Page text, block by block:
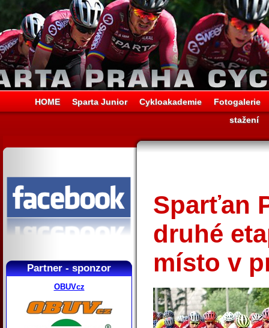
HOME Sparta Junior Cykloakademie
Fotogalerie
stažení
Partner - sponzor
OBUVcz
Sparťan
druhé
místo v